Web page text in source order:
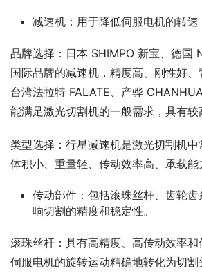
减速机：用于降低伺服电机的转速
品牌选择：日本 SHIMPO 新宝、德国
国际品牌的减速机，精度高、刚性好
台湾法拉特 FALATE、产骅
能满足激光切割机的一般需求，具有较
类型选择：行星减速机是激光切割机
体积小、重量轻、传动效率高、承载能
传动部件：包括滚珠丝杆、齿轮
响切割的精度和稳定性。
滚珠丝杆：具有高精度、高传动效率
伺服电机的旋转运动精确地转化为切